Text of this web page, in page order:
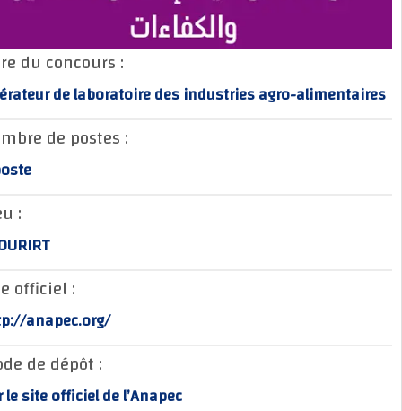
Titre du concours :
Opérateur de laboratoire des industries agro-
Nombre de postes :
1 poste
Lieu :
TAOURIRT
Site officiel :
http://anapec.org/
Mode de dépôt :
sur le site officiel de l’Anapec